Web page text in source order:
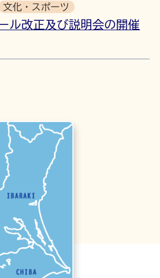
文化・スポーツ
ル改正及び説明会の開催